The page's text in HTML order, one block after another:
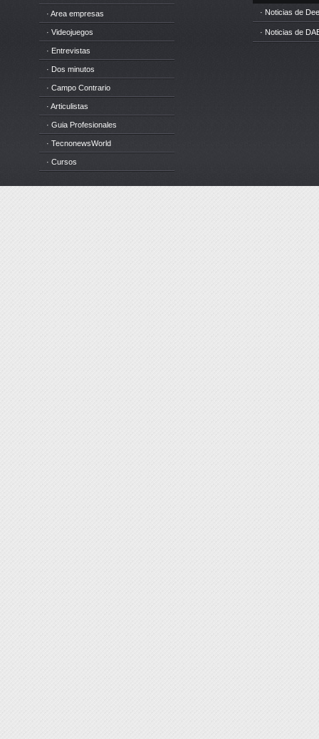
· Area empresas
· Videojuegos
· Entrevistas
· Dos minutos
· Campo Contrario
· Articulistas
· Guia Profesionales
· TecnonewsWorld
· Cursos
· Noticias de
· Noticias de